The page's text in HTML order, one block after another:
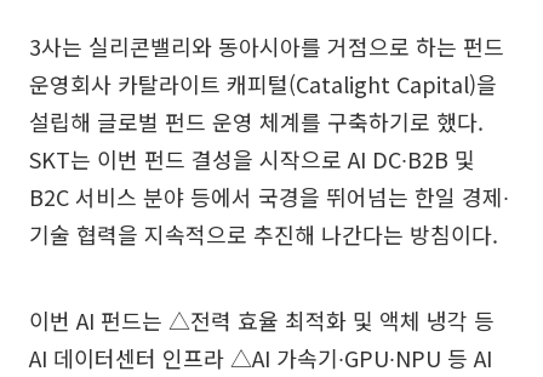
3사는 실리콘밸리와 동아시아를 거점으로 하는 펀드
운영회사 카탈라이트 캐피털(Catalight Capital)을
설립해 글로벌 펀드 운영 체계를 구축하기로 했다.
SKT는 이번 펀드 결성을 시작으로 AI DC∙B2B 및
B2C 서비스 분야 등에서 국경을 뛰어넘는 한일 경제∙
기술 협력을 지속적으로 추진해 나간다는 방침이다.
이번 AI 펀드는 △전력 효율 최적화 및 액체 냉각 등
AI 데이터센터 인프라 △AI 가속기∙GPU∙NPU 등 AI